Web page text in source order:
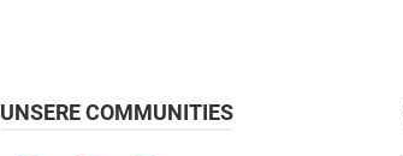
UNSERE COMMUNITIES